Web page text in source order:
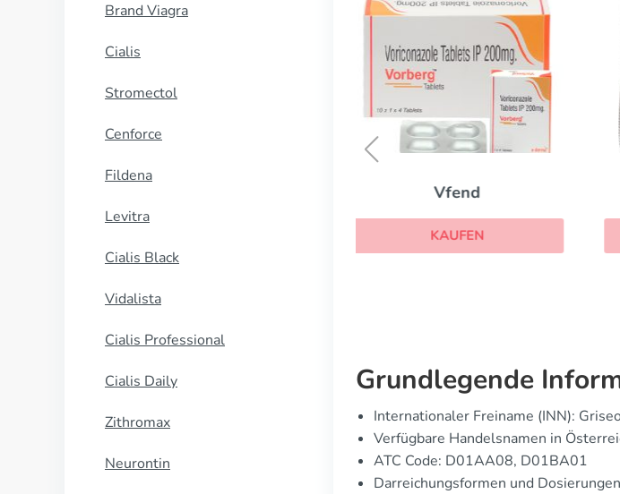
Brand Viagra
Cialis
Stromectol
Cenforce
Fildena
Levitra
Cialis Black
Vidalista
Cialis Professional
Cialis Daily
Zithromax
Neurontin
Terbinafina
KAUFEN
Grundlegende
Internationaler Freiname (INN):
Verfügbare Handelsnamen in
ATC Code: D01AA08, D01BA01
Darreichungsformen und